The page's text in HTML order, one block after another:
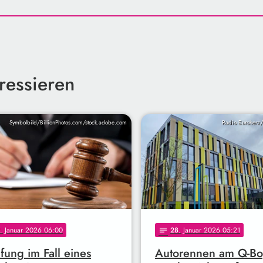
Symbolbild/BillionPhotos.com/stock.adobe.com
. Januar 2026 06:00
im Fall eines
Radio
notes 28. Januar 2026 05:21
Autorennen am Q-